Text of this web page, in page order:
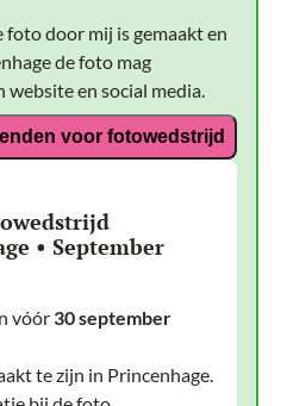
foto door mij is gemaakt en
de foto mag
website en social media.
voor fotowedstrijd
• September
vóór 30 september
te zijn in Princenhage.